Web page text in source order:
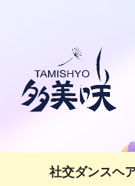
社交ダンスヘ